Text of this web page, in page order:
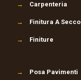
→ Carpenteria
→ Finitura A Secco
→ Finiture
→ Posa Pavimenti